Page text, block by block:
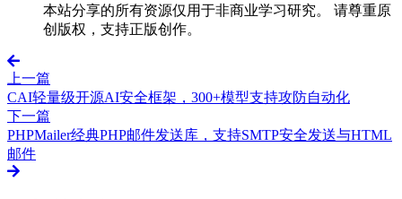
本站分享的所有资源仅用于非商业学习研究。 请尊重原
创版权，支持正版创作。
上一篇
CAI轻量级开源AI安全框架，300+模型支持攻防自动化
下一篇
PHPMailer经典PHP邮件发送库，支持SMTP安全发送与HTML
邮件